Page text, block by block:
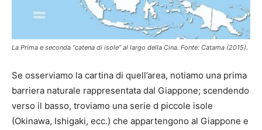
La Prima e seconda “catena di isole” al largo della Cina. Fonte: Catama (2015).
Se osserviamo la cartina di quell’area, notiamo una prima
barriera naturale rappresentata dal Giappone; scendendo
verso il basso, troviamo una serie d piccole isole
(Okinawa, Ishigaki, ecc.) che appartengono al Giappone e